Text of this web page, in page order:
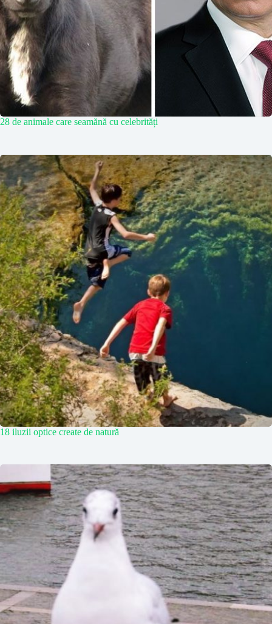
28 de animale care seamănă cu celebrități
18 iluzii optice create de natură